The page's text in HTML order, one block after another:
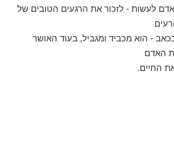
לעשות - לזכור את הרגעים הטובים של
- הוא מכביד ומגביל, בעוד האושר
האדם
החיים.